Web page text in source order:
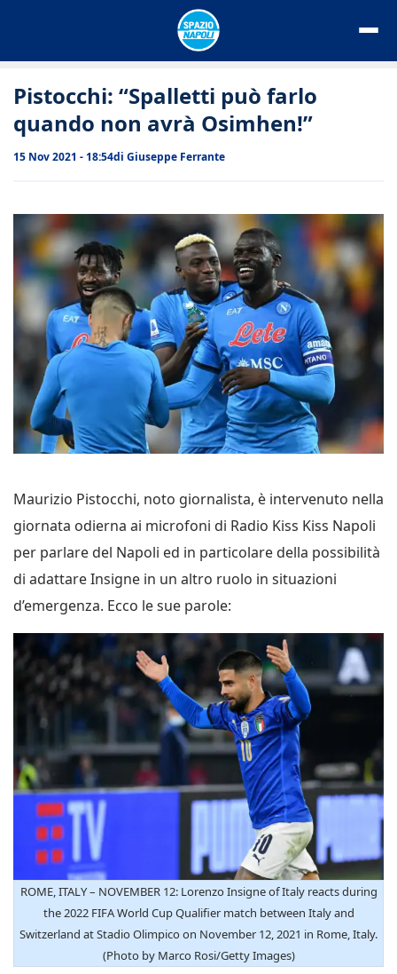
Pistocchi: “Spalletti può farlo
quando non avrà Osimhen!”
15 Nov 2021 - 18:54di Giuseppe Ferrante
Maurizio Pistocchi, noto giornalista, è intervenuto nella
giornata odierna ai microfoni di Radio Kiss Kiss Napoli
per parlare del Napoli ed in particolare della possibilità
di adattare Insigne in un altro ruolo in situazioni
d’emergenza. Ecco le sue parole:
ROME, ITALY – NOVEMBER 12: Lorenzo Insigne of Italy reacts during
the 2022 FIFA World Cup Qualifier match between Italy and
Switzerland at Stadio Olimpico on November 12, 2021 in Rome, Italy.
(Photo by Marco Rosi/Getty Images)